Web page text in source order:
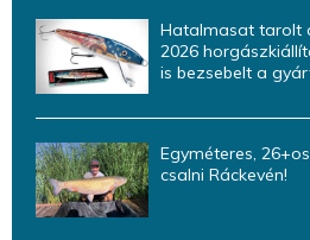
Hatalmasat tarolt
2026
is bezsebelt a
Egyméteres,
csalni Ráckevén!